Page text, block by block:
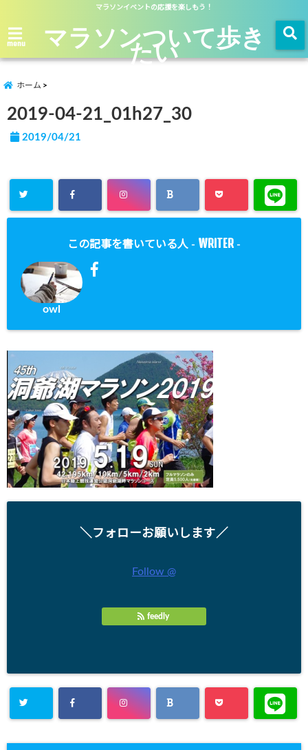
マラソンイベントの応援を楽しもう！
menu マラソンついて歩き
たい
ホーム
2019-04-21_01h27_30
2019/04/21
この記事を書いている人 - WRITER -
owl
＼フォローお願いします／
Follow @
feedly